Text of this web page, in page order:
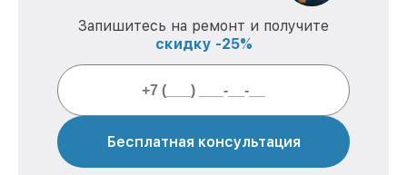
Запишитесь на ремонт и получите
скидку -25%
Бесплатная консультация